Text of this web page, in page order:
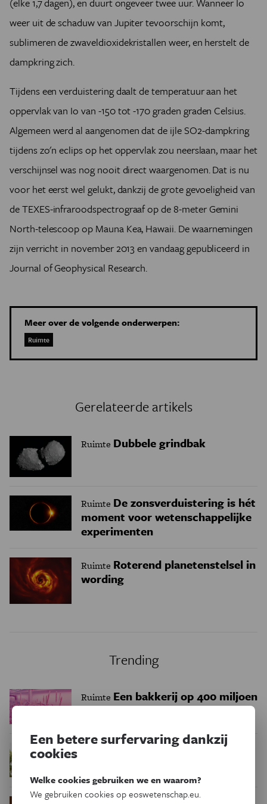
weer uit de schaduw van Jupiter tevoorschijn komt,
sublimeren de zwaveldioxidekristallen weer, en herstelt de
dampkring zich.
Tijdens een verduistering daalt de temperatuur aan het
oppervlak van Io van -150 tot -170 graden graden Celsius.
Algemeen werd al aangenomen dat de ijle SO2-dampkring
tijdens zo'n eclips op het oppervlak zou neerslaan, maar het
verschijnsel was nog nooit direct waargenomen. Dat is nu
voor het eerst wel gelukt, dankzij de grote gevoeligheid van
de TEXES-infraroodspectrograaf op de 8-meter Gemini
North-telescoop op Mauna Kea, Hawaii. De waarnemingen
zijn verricht in november 2013 en vandaag gepubliceerd in
Journal of Geophysical Research.
Meer over de volgende onderwerpen:
Ruimte
Gerelateerde artikels
Ruimte Dubbele grindbak
Ruimte De zonsverduistering is hét
moment voor wetenschappelijke
experimenten
Ruimte Roterend planetenstelsel in
wording
Trending
Ruimte Een bakkerij op 400 miljoen
kilometer van de aarde
Waar zijn
Een betere surfervaring dankzij
cookies
Welke cookies gebruiken we en waarom?
We gebruiken cookies op eoswetenschap.eu.